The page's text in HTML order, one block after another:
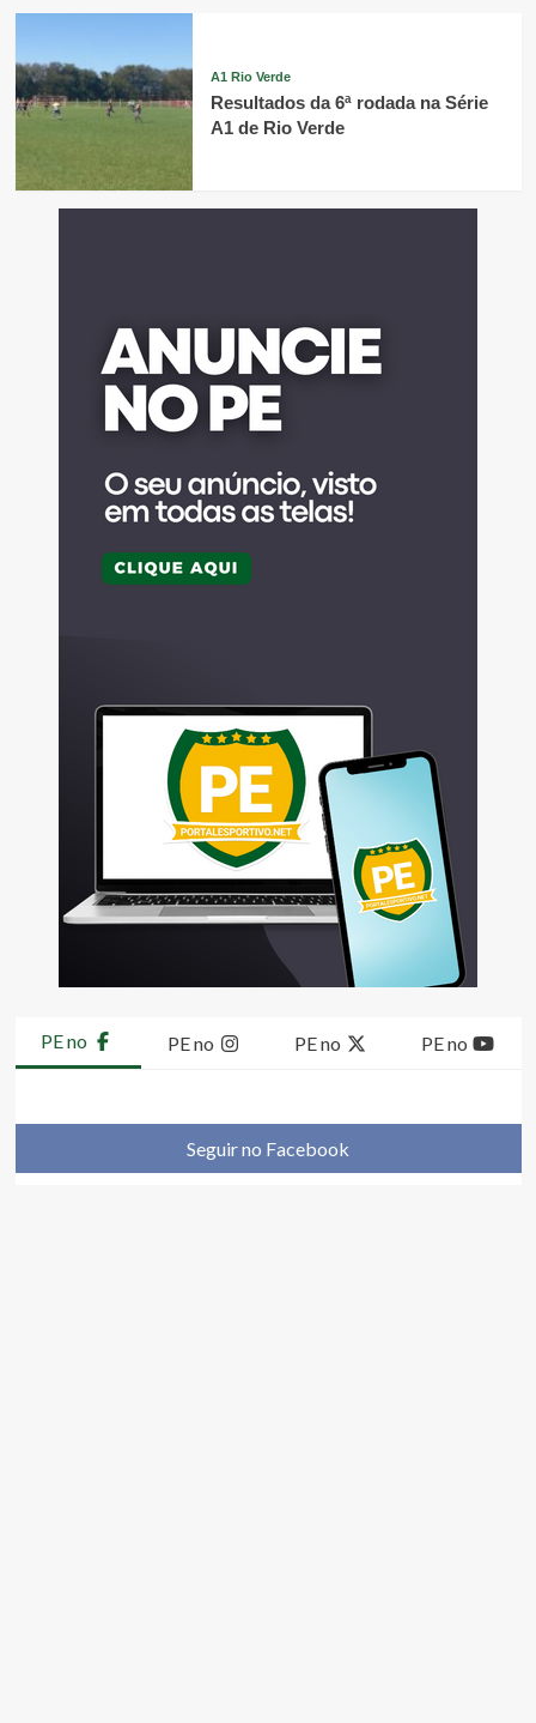
A1 Rio Verde
Resultados da 6ª rodada na Série
A1 de Rio Verde
PE no PE no PE no PE no
Seguir no Facebook